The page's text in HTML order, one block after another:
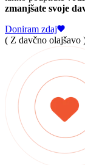
zmanjšate svoje
Doniram zdaj
( Z davčno olajšavo